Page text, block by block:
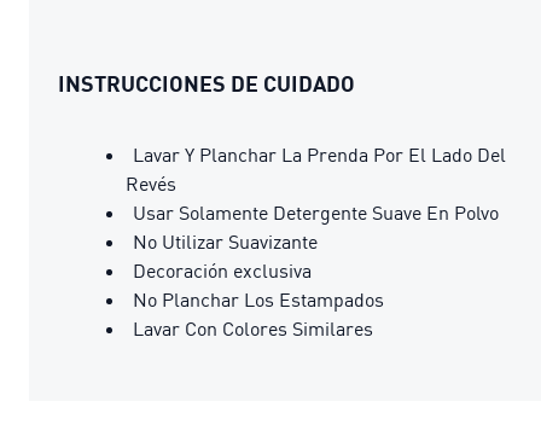
INSTRUCCIONES DE CUIDADO
Lavar Y Planchar La Prenda Por El Lado Del
Revés
Usar Solamente Detergente Suave En Polvo
No Utilizar Suavizante
Decoración exclusiva
No Planchar Los Estampados
Lavar Con Colores Similares